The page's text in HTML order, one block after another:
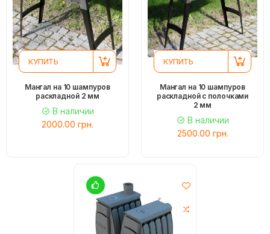
КУПИТЬ
Мангал на 10 шампуров
раскладной 2 мм
В наличии
2000.00 грн.
КУПИТЬ
Мангал на 10 шампуров
раскладной с полочками
2 мм
В наличии
2500.00 грн.